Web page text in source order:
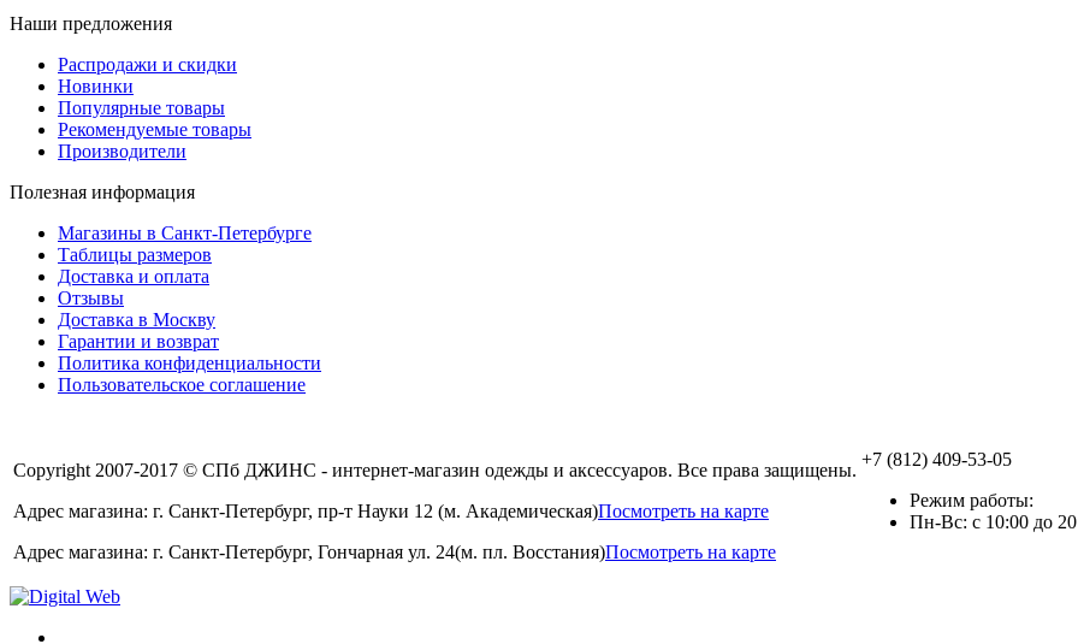
Наши предложения
Распродажи и скидки
Новинки
Популярные товары
Рекомендуемые товары
Производители
Полезная информация
Магазины в Санкт-Петербурге
Таблицы размеров
Доставка и оплата
Отзывы
Доставка в Москву
Гарантии и возврат
Политика конфиденциальности
Пользовательское соглашение
Copyright 2007-2017 © СПб ДЖИНС - интернет-магазин одежды и аксессуаров. Все права защищены.
Адрес магазина: г. Санкт-Петербург, пр-т Науки 12 (м. Академическая)Посмотреть на карте
Адрес магазина: г. Санкт-Петербург, Гончарная ул. 24(м. пл. Восстания)Посмотреть на карте
+7 (812) 409-53-05
Режим работы:
Пн-Вс: с 10:00 до